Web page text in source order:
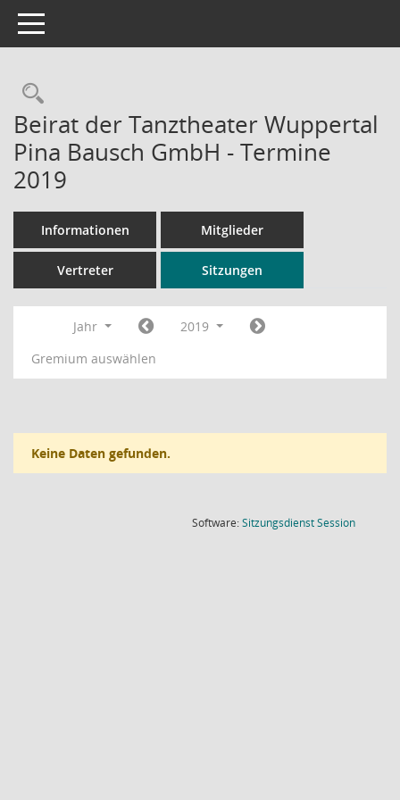
Toggle navigation
Rechercheauswahl
Beirat der Tanztheater Wuppertal
Pina Bausch GmbH - Termine
2019
Informationen Mitglieder
Vertreter Sitzungen
Jahr
2019
Gremium auswählen
Keine Daten gefunden.
Software:SitzungsdienstSession(Wird in